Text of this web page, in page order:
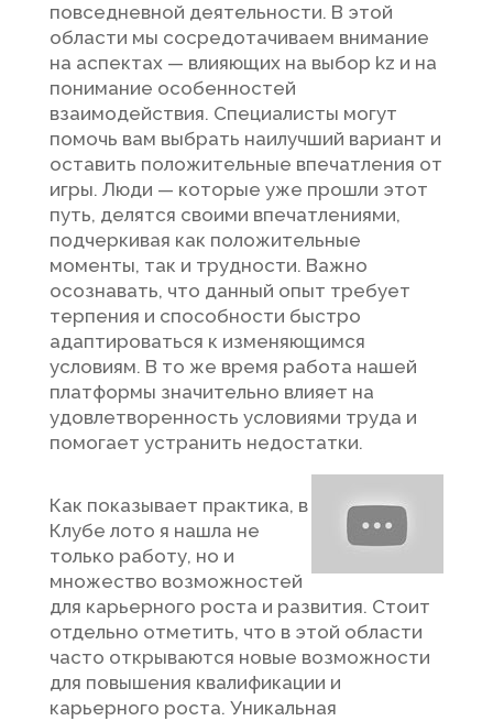
повседневной деятельности. В этой
области мы сосредотачиваем внимание
на аспектах — влияющих на выбор kz и на
понимание особенностей
взаимодействия. Специалисты могут
помочь вам выбрать наилучший вариант и
оставить положительные впечатления от
игры. Люди — которые уже прошли этот
путь, делятся своими впечатлениями,
подчеркивая как положительные
моменты, так и трудности. Важно
осознавать, что данный опыт требует
терпения и способности быстро
адаптироваться к изменяющимся
условиям. В то же время работа нашей
платформы значительно влияет на
удовлетворенность условиями труда и
помогает устранить недостатки.
Как показывает практика, в
Клубе лото я нашла не
только работу, но и
множество возможностей
для карьерного роста и развития. Стоит
отдельно отметить, что в этой области
часто открываются новые возможности
для повышения квалификации и
карьерного роста. Уникальная